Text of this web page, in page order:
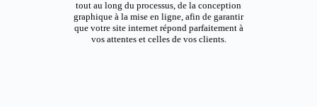
tout au long du processus, de la conception
graphique à la mise en ligne, afin de garantir
que votre site internet répond parfaitement à
vos attentes et celles de vos clients.